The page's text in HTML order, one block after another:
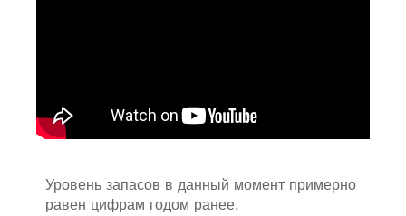
Уровень запасов в данный момент примерно
равен цифрам годом ранее.